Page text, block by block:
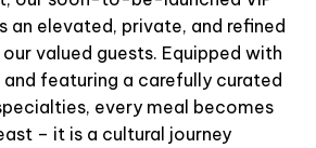
an elevated, private, and refined
valued guests. Equipped with
featuring a carefully curated
every meal becomes
– it is a cultural journey